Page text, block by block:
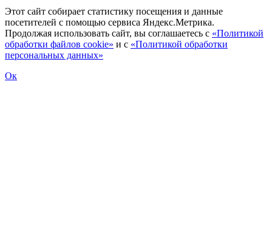
Этот сайт собирает статистику посещения и данные
посетителей c помощью сервиса Яндекс.Метрика.
Продолжая использовать сайт, вы соглашаетесь с «Политикой
обработки файлов cookie» и с «Политикой обработки
персональных данных»
Ок